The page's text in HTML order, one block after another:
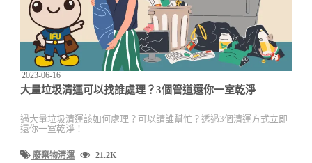
2023-06-16
大量垃圾清運可以找誰處理？3個管道還你一室乾淨
遇大量垃圾清運該如何處理？可以請誰幫忙？透過3個清運方式立即
還你一室乾淨！
廢棄物清運 21.2K